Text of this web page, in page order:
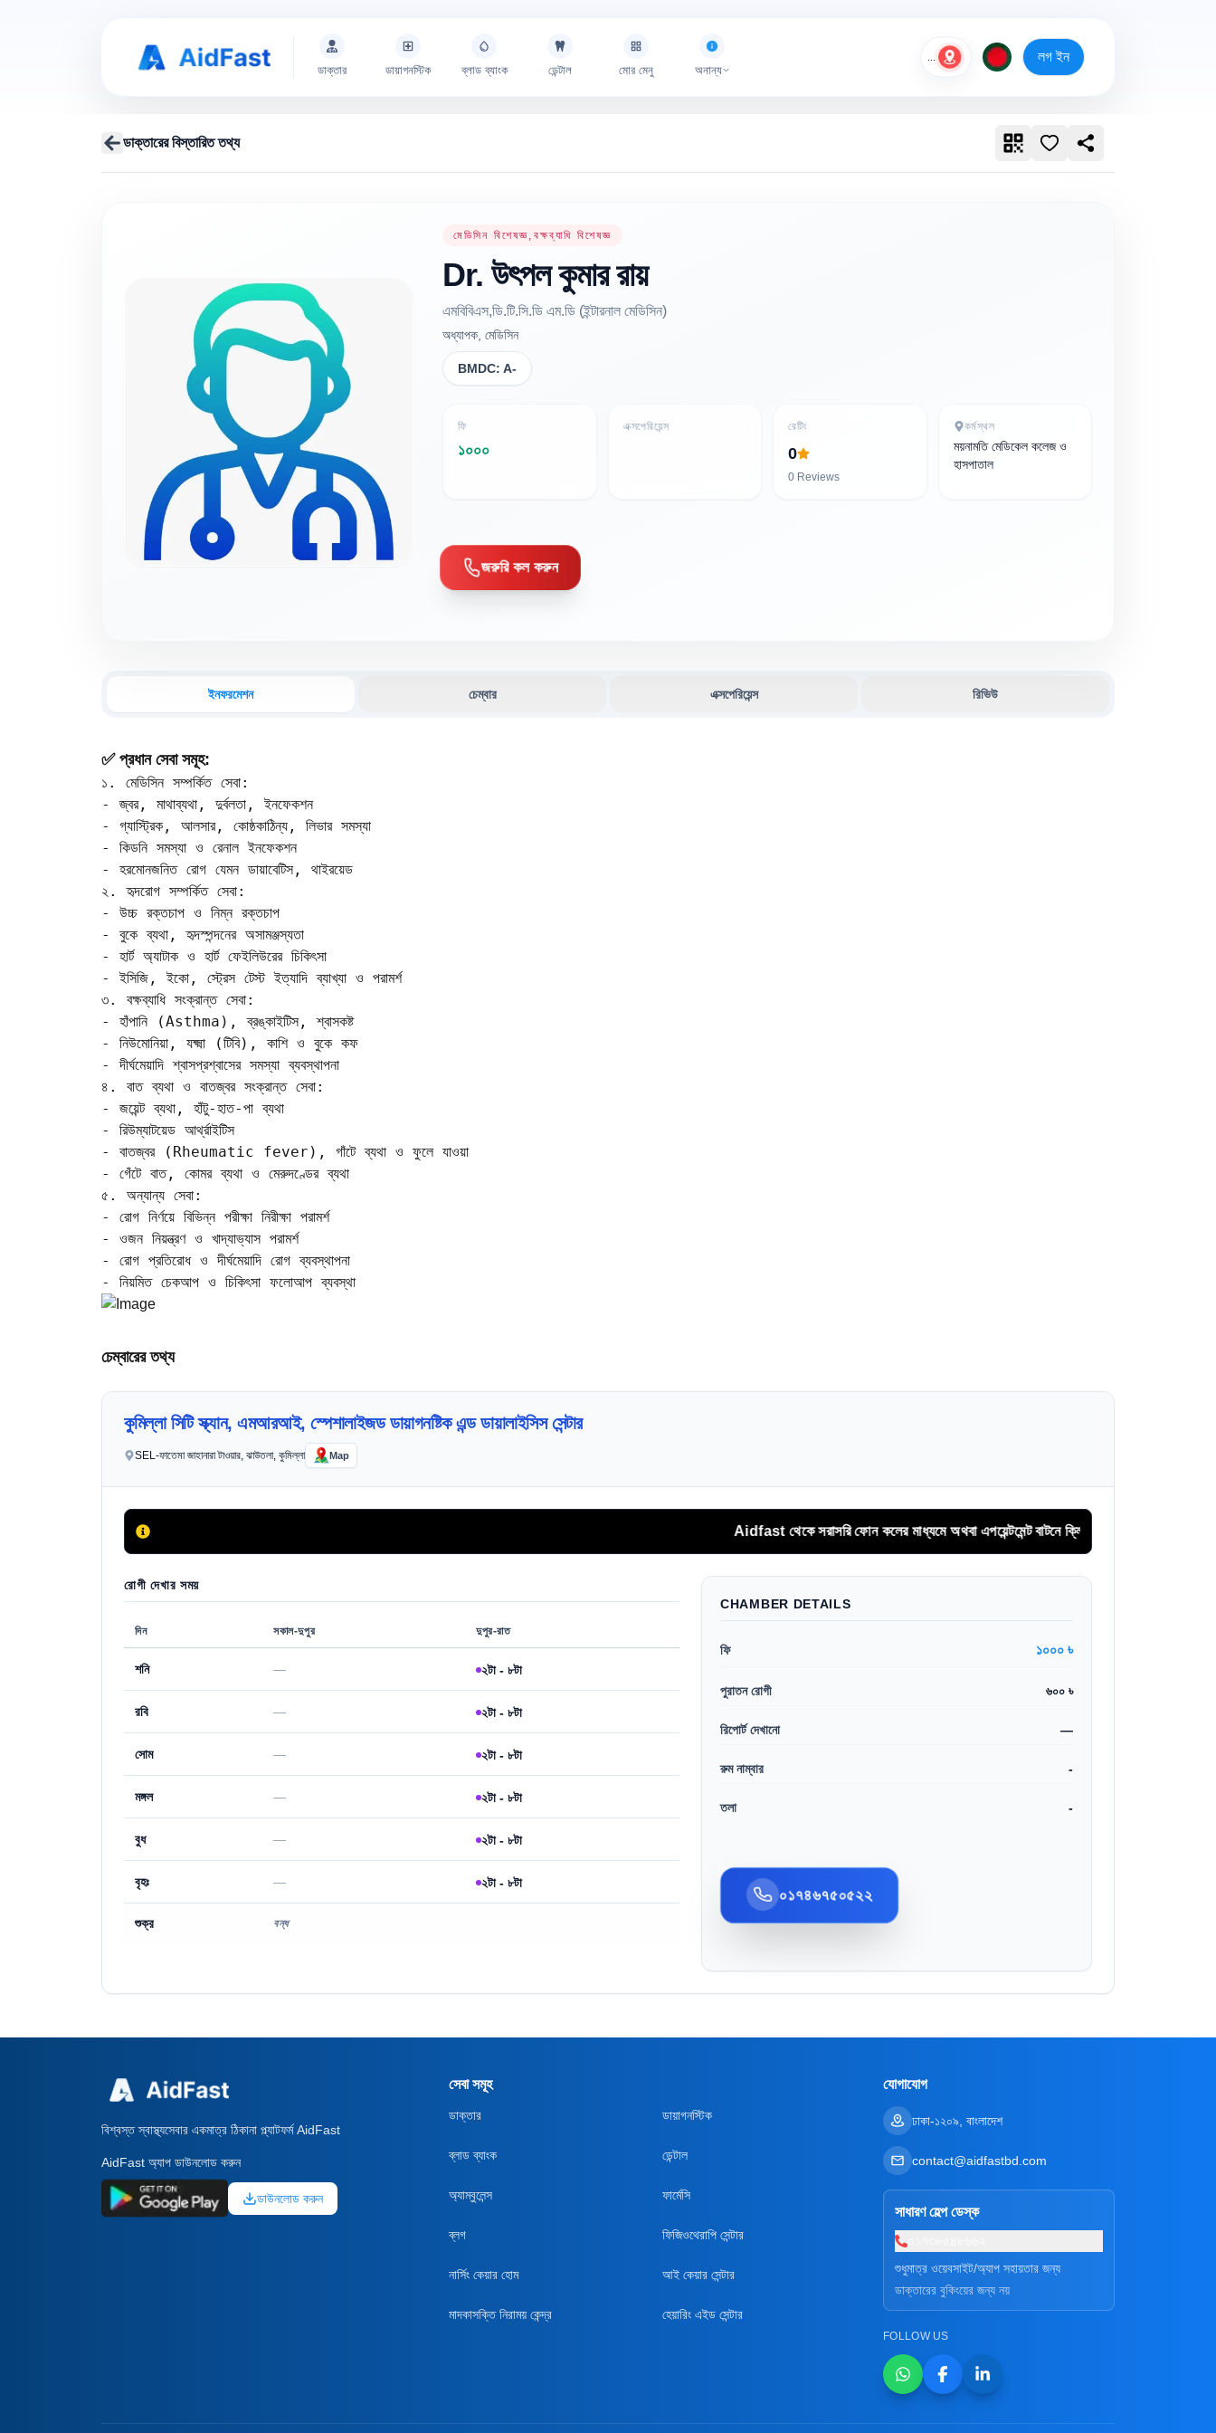
ডাক্তার ডায়াগনস্টিক ব্লাড ব্যাংক ডেন্টাল মোর মেনু অনান্য
লগ ইন
ডাক্তারের বিস্তারিত তথ্য
মেডিসিন বিশেষজ্ঞ,বক্ষব্যাধি বিশেষজ্ঞ
Dr. উৎপল কুমার রায়
এমবিবিএস,ডি.টি.সি.ডি এম.ডি (ইন্টারনাল মেডিসিন)
অধ্যাপক, মেডিসিন
BMDC: A-
ফি
১০০০
এক্সপেরিয়েন্স রেটিং
0
0 Reviews
কর্মস্থল
ময়নামতি মেডিকেল কলেজ ও
হাসপাতাল
জরুরি কল করুন
ইনফরমেশন চেম্বার এক্সপেরিয়েন্স রিভিউ
✅ প্রধান সেবা সমূহ:
১. মেডিসিন সম্পর্কিত সেবা:
- জ্বর, মাথাব্যথা, দুর্বলতা, ইনফেকশন
- গ্যাস্ট্রিক, আলসার, কোষ্ঠকাঠিন্য, লিভার সমস্যা
- কিডনি সমস্যা ও রেনাল ইনফেকশন
- হরমোনজনিত রোগ যেমন ডায়াবেটিস, থাইরয়েড
২. হৃদরোগ সম্পর্কিত সেবা:
- উচ্চ রক্তচাপ ও নিম্ন রক্তচাপ
- বুকে ব্যথা, হৃদস্পন্দনের অসামঞ্জস্যতা
- হার্ট অ্যাটাক ও হার্ট ফেইলিউরের চিকিৎসা
- ইসিজি, ইকো, স্ট্রেস টেস্ট ইত্যাদি ব্যাখ্যা ও পরামর্শ
৩. বক্ষব্যাধি সংক্রান্ত সেবা:
- হাঁপানি (Asthma), ব্রঙ্কাইটিস, শ্বাসকষ্ট
- নিউমোনিয়া, যক্ষ্মা (টিবি), কাশি ও বুকে কফ
- দীর্ঘমেয়াদি শ্বাসপ্রশ্বাসের সমস্যা ব্যবস্থাপনা
৪. বাত ব্যথা ও বাতজ্বর সংক্রান্ত সেবা:
- জয়েন্ট ব্যথা, হাঁটু-হাত-পা ব্যথা
- রিউম্যাটয়েড আর্থ্রাইটিস
- বাতজ্বর (Rheumatic fever), গাঁটে ব্যথা ও ফুলে যাওয়া
- গেঁটে বাত, কোমর ব্যথা ও মেরুদণ্ডের ব্যথা
৫. অন্যান্য সেবা:
- রোগ নির্ণয়ে বিভিন্ন পরীক্ষা নিরীক্ষা পরামর্শ
- ওজন নিয়ন্ত্রণ ও খাদ্যাভ্যাস পরামর্শ
- রোগ প্রতিরোধ ও দীর্ঘমেয়াদি রোগ ব্যবস্থাপনা
- নিয়মিত চেকআপ ও চিকিৎসা ফলোআপ ব্যবস্থা
চেম্বারের তথ্য
কুমিল্লা সিটি স্ক্যান, এমআরআই, স্পেশালাইজড ডায়াগনষ্টিক এন্ড ডায়ালাইসিস সেন্টার
SEL-ফাতেমা জাহানারা টাওয়ার, ঝাউতলা, কুমিল্লা Map
Aidfast থেকে সরাসরি ফোন কলের মাধ্যমে অথবা এপয়েন্টমেন্ট বাটনে ক্লিক করে সিরিয়াল বুকিং করুন
রোগী দেখার সময়
দিন সকাল-দুপুর দুপুর-রাত
শনি — ২টা - ৮টা
রবি — ২টা - ৮টা
সোম — ২টা - ৮টা
মঙ্গল — ২টা - ৮টা
বুধ — ২টা - ৮টা
বৃহঃ — ২টা - ৮টা
শুক্র বন্ধ
CHAMBER DETAILS
ফি ১০০০ ৳
পুরাতন রোগী ৬০০ ৳
রিপোর্ট দেখানো —
রুম নাম্বার -
তলা -
০১৭৪৬৭৫০৫২২
বিশ্বস্ত স্বাস্থ্যসেবার একমাত্র ঠিকানা প্ল্যাটফর্ম AidFast
AidFast অ্যাপ ডাউনলোড করুন
ডাউনলোড করুন
সেবা সমূহ
ডাক্তার ডায়াগনস্টিক
ব্লাড ব্যাংক ডেন্টাল
অ্যাম্বুলেন্স ফার্মেসি
ব্লগ ফিজিওথেরাপি সেন্টার
নার্সিং কেয়ার হোম আই কেয়ার সেন্টার
মাদকাসক্তি নিরাময় কেন্দ্র হেয়ারিং এইড সেন্টার
যোগাযোগ
ঢাকা-১২০৯, বাংলাদেশ
contact@aidfastbd.com
সাধারণ হেল্প ডেস্ক
শুধুমাত্র ওয়েবসাইট/অ্যাপ সহায়তার জন্য
ডাক্তারের বুকিংয়ের জন্য নয়
FOLLOW US